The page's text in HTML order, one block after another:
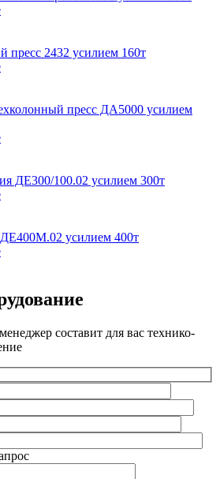
пресс 2432 усилием 160т
пресс ДА5000 усилием
ДЕ300/100.02 усилием 300т
усилием 400т
составит для вас технико-